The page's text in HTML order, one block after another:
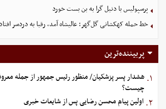
پرسپولیس با دنیل گرا به بن بست خورد
خط حمله کهکشانی گل‌گهر؛ عالیشاه آمد، رقبا به دردسر
پربیننده‌ترین
۱. هشدار پسر پزشکیان/ منظور رئیس جمهور از جمله
چیست؟
۲. اولین پیام محسن رضایی پس از شایعات خبری